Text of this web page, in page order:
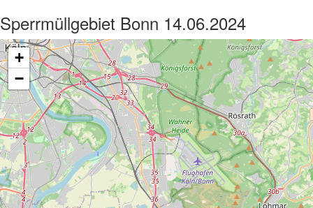
Sperrmüllgebiet Bonn 14.06.2024
+
−